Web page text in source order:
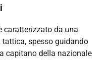
caratterizzato da una
spesso guidando
capitano della nazionale